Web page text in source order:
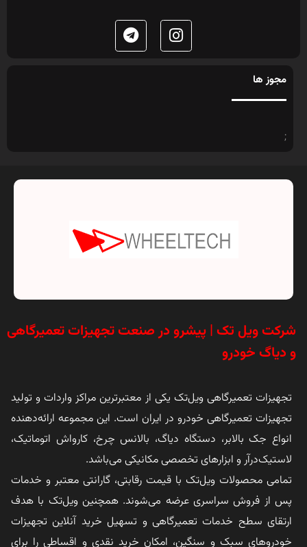
مجوز ها
;
شرکت ویل تک | پیشرو در صنعت تجهیزات تعمیرگاهی
و دیاگ خودرو
تجهیزات تعمیرگاهی ویل‌تک یکی از معتبرترین مراکز واردات و تولید
تجهیزات تعمیرگاهی خودرو در ایران است. این مجموعه ارائه‌دهنده
انواع جک بالابر، دستگاه دیاگ، بالانس چرخ، کارواش اتوماتیک،
لاستیک‌درآر و ابزارهای تخصصی مکانیکی می‌باشد.
تمامی محصولات ویل‌تک با قیمت رقابتی، گارانتی معتبر و خدمات
پس از فروش سراسری عرضه می‌شوند. همچنین ویل‌تک با هدف
ارتقای سطح خدمات تعمیرگاهی و تسهیل خرید آنلاین تجهیزات
خودروهای سبک و سنگین، امکان خرید نقدی و اقساطی را برای